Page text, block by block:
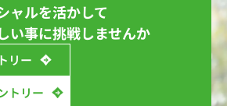
ャルを活かして
い事に挑戦しませんか
リー
トリー